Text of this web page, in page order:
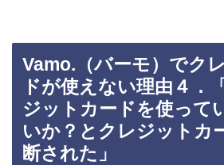
Vamo.（バーモ）でク
ドが使えない理由４．
ジットカードを使って
いか？とクレジットカ
断された」